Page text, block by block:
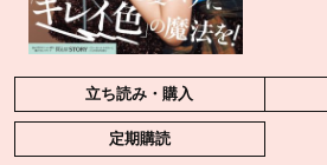
立ち読み・購入
定期購読